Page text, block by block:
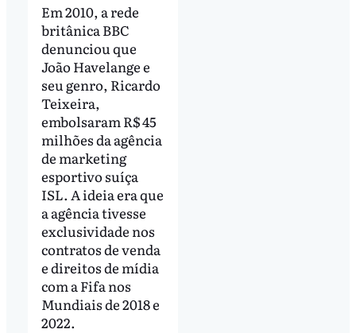
Em 2010, a rede
britânica BBC
denunciou que
João Havelange e
seu genro, Ricardo
Teixeira,
embolsaram R$ 45
milhões da agência
de marketing
esportivo suíça
ISL. A ideia era que
a agência tivesse
exclusividade nos
contratos de venda
e direitos de mídia
com a Fifa nos
Mundiais de 2018 e
2022.